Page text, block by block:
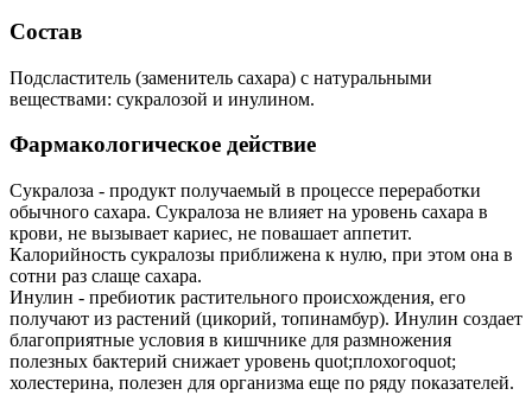
Состав
Подсластитель (заменитель сахара) с натуральными
веществами: сукралозой и инулином.
Фармакологическое действие
Сукралоза - продукт получаемый в процессе переработки
обычного сахара. Сукралоза не влияет на уровень сахара в
крови, не вызывает кариес, не повашает аппетит.
Калорийность сукралозы приближена к нулю, при этом она в
сотни раз слаще сахара.
Инулин - пребиотик растительного происхождения, его
получают из растений (цикорий, топинамбур). Инулин создает
благоприятные условия в кишчнике для размножения
полезных бактерий снижает уровень quot;плохогоquot;
холестерина, полезен для организма еще по ряду показателей.